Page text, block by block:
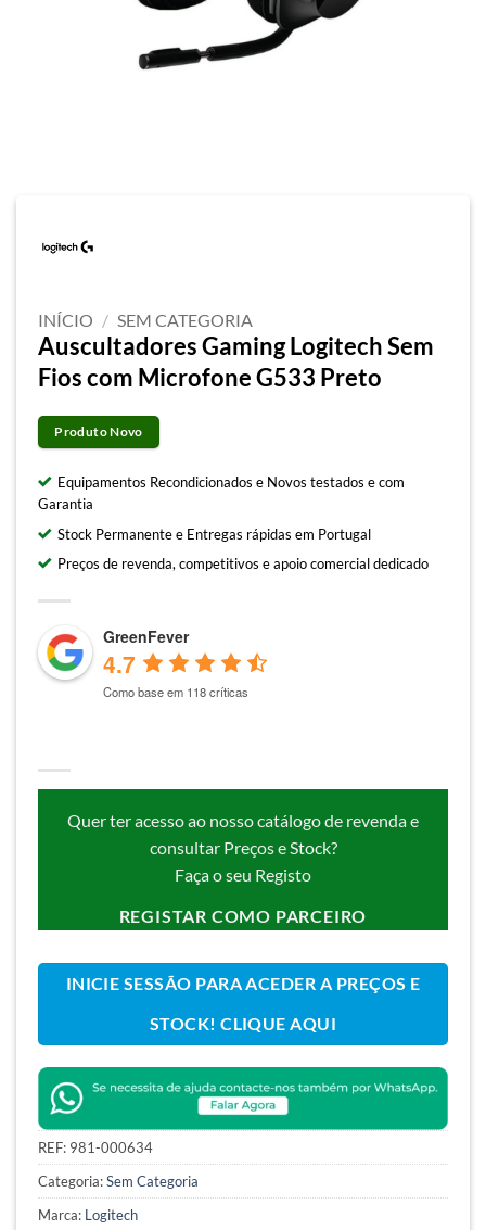
INÍCIO / SEM CATEGORIA
Auscultadores Gaming Logitech Sem
Fios com Microfone G533 Preto
Produto Novo
Equipamentos Recondicionados e Novos testados e com
Garantia
Stock Permanente e Entregas rápidas em Portugal
Preços de revenda, competitivos e apoio comercial dedicado
GreenFever
4.7
Como base em 118 críticas
Quer ter acesso ao nosso catálogo de revenda e
consultar Preços e Stock?
Faça o seu Registo
REGISTAR COMO PARCEIRO
INICIE SESSÃO PARA ACEDER A PREÇOS E
STOCK! CLIQUE AQUI
REF: 981-000634
Categoria:Sem Categoria
Marca: Logitech